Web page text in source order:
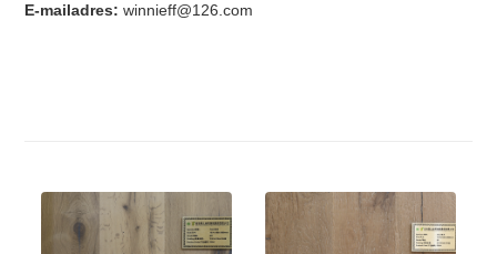
E-mailadres:winnieff@126.com